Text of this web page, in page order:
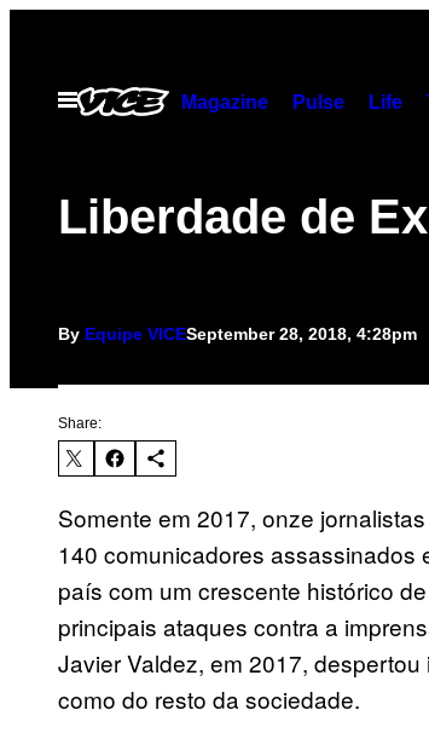
contentOpen
Menu
Magazine Pulse Life
Liberdade de
By Equipe VICESeptember 28, 2018, 4:28pm
Share:
Somente em 2017, onze
140 comunicadores assassinados
país com um crescente histórico
principais ataques contra a
Javier Valdez, em 2017,
como do resto da sociedade.